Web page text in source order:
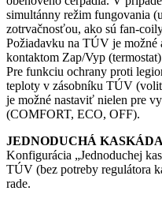
simultánny režim fungovania
zotrvačnosťou, ako sú fan-
Požiadavku na TÚV je
kontaktom Zap/Vyp
Pre funkciu ochrany proti
teploty v zásobníku TÚV
je možné nastaviť nielen pre
(COMFORT, ECO, OFF).
JEDNODUCHÁ KASKÁDA
Konfigurácia „Jednoduchej
TÚV (bez potreby regulátora
rade.